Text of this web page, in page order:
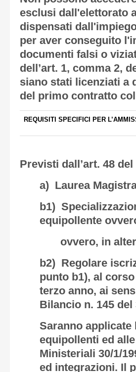
esclusi dall'elettorato
dispensati
per aver conseguito
documenti falsi o
dell’art. 1, comma 2,
siano stati licenziati a
del primo contratto
REQUISITI SPECIFICI PER
Previsti dall’art. 48 del
a) Laurea
b1)
equipollente
ovvero, in
b2) Regolare
punto b1), al
terzo anno, ai
Bilancio n. 145 del
Saranno
equipollenti ed
Ministeriali 30/1/
ed integrazioni. Il